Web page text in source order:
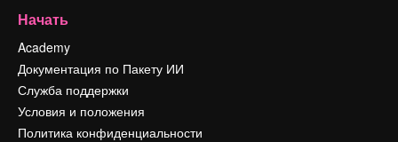
Начать
Academy
Документация по Пакету ИИ
Служба поддержки
Условия и положения
Политика конфиденциальности